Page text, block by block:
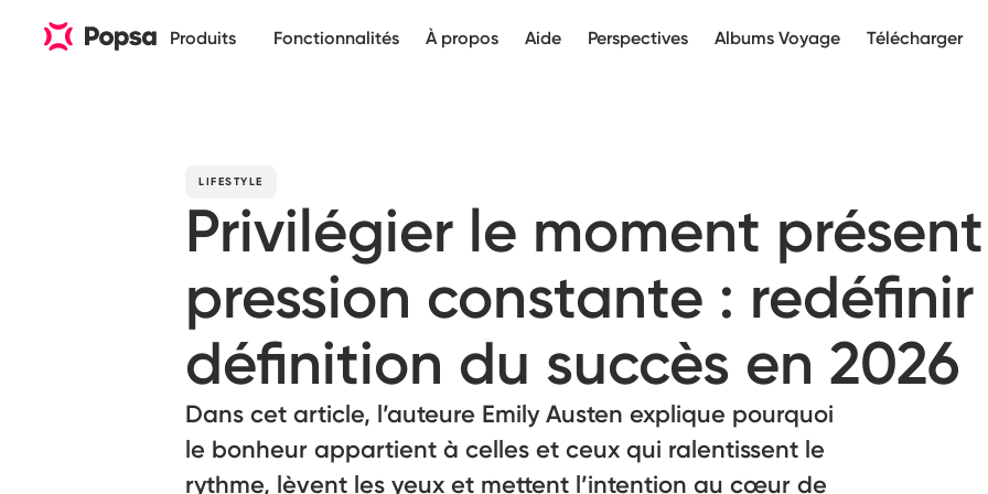
Produits Fonctionnalités À propos Aide Perspectives Albums Voyage Télécharger
LIFESTYLE
Privilégier le moment
pression constante : redéfinir
définition du succès en 2026
Dans cet article, l’auteure Emily Austen explique pourquoi
le bonheur appartient à celles et ceux qui ralentissent le
rythme, lèvent les yeux et mettent l’intention au cœur de